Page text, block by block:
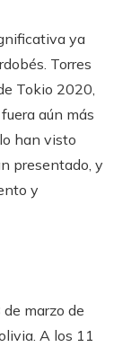
ya
Torres
Tokio 2020,
aún más
han visto
presentado, y
y
marzo de
A los 11